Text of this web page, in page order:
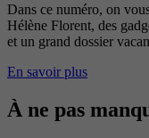
Dans ce numéro, on
Hélène Florent, des
et un grand dossier
En savoir plus
À ne pas